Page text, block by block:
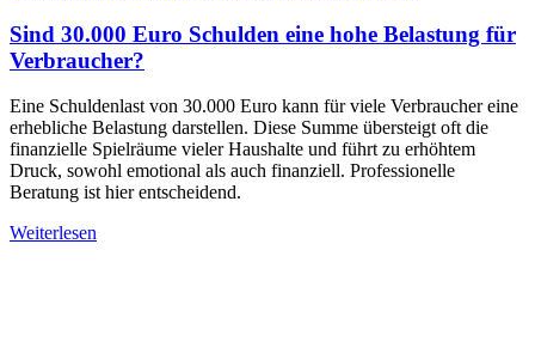
Sind 30.000 Euro Schulden eine hohe Belastung für
Verbraucher?
Eine Schuldenlast von 30.000 Euro kann für viele Verbraucher eine
erhebliche Belastung darstellen. Diese Summe übersteigt oft die
finanzielle Spielräume vieler Haushalte und führt zu erhöhtem
Druck, sowohl emotional als auch finanziell. Professionelle
Beratung ist hier entscheidend.
Weiterlesen